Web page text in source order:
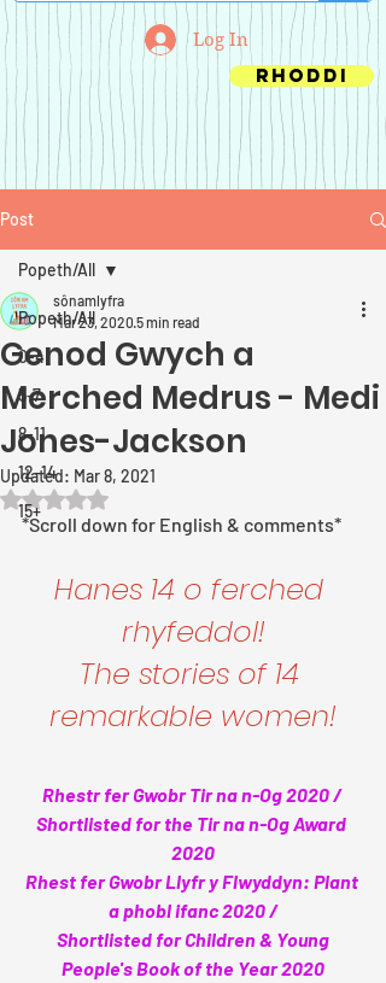
Log In
Rhoddi
Post
Popeth/All
0-4
5-7
8-11
12-14
15+
Popeth/All
Genod Gwych a
Merched Medrus - Medi
Jones-Jackson
sônamlyfra
Mar 23, 2020 5 min read
Updated: Mar 8, 2021
Rated NaN out of 5 stars.
*Scroll down for English & comments*
Hanes 14 o ferched
rhyfeddol!
The stories of 14
remarkable women!
Rhestr fer Gwobr Tir na n-Og 2020 /
Shortlisted for the Tir na n-Og Award
2020
Rhest fer Gwobr Llyfr y Flwyddyn: Plant
a phobl ifanc 2020 /
People's Book of the Year 2020